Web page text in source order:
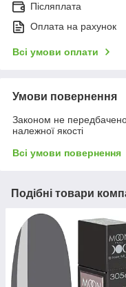
Післяплата
Оплата на рахунок
Всі умови оплати
Умови повернення
Законом не
належної якості
Всі умови повернення
Подібні товари